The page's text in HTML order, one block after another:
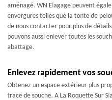
aménagé. WN Elagage peuvent
envergures telles que la tonte de
de nous contacter pour plus de
pouvons aussi enlever toutes les
abattage.
Enlevez rapidement vos
Obtenez un espace extérieur plus
trace de souche. A La Roquette Sur